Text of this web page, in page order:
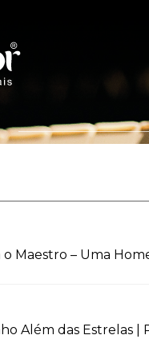
Maestro – Uma
Além das Estrelas |